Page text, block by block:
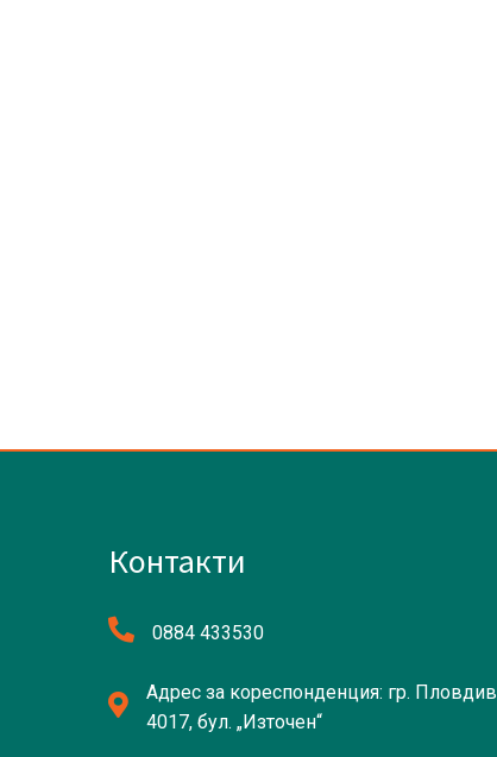
Контакти
0884 433530
Адрес за кореспонденция: гр. Пловдив
4017, бул. „Източен“